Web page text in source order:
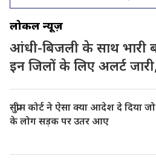
लोकल न्यूज़
आंधी-बिजली के साथ भारी
इन जिलों के लिए अलर्ट
सुप्रीम कोर्ट ने ऐसा क्या आदेश दे दिया
के लोग सड़क पर उतर आए